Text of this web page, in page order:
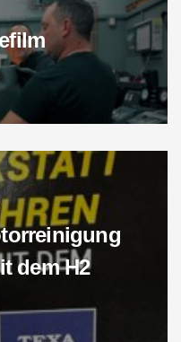
dem H2